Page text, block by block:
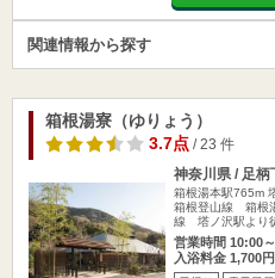
関連情報から探す
箱根湯寮（ゆりょう）
3.7点/ 23 件
神奈川県 / 足柄
箱根湯本駅765m
箱根登山線 箱根
線 塔ノ沢駅より
営業時間 10:00
入浴料金 1,700